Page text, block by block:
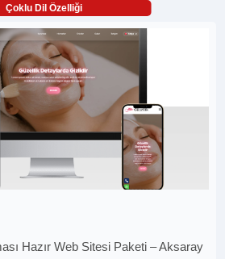
Çoklu Dil Özelliği
Hazır Web Sitesi Paketi – Aksaray